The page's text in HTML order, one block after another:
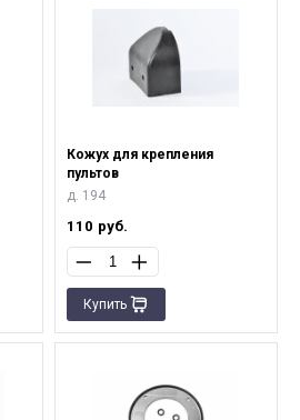
Кожух для крепления
пультов
д. 194
110 руб.
Купить